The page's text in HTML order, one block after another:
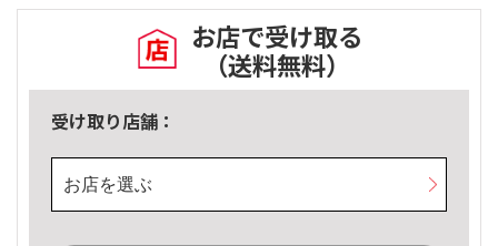
お店で受け取る
（送料無料）
受け取り店舗：
お店を選ぶ